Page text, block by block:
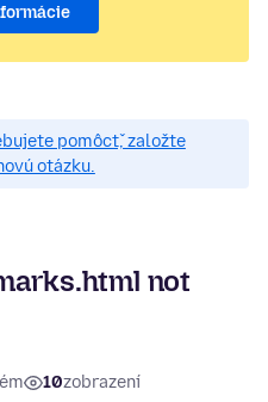
pomôcť, založte
otázku.
not
10zobrazení